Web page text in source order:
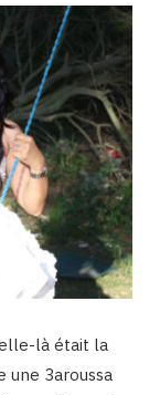
là était la
une 3aroussa